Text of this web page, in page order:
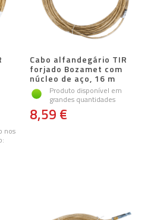
nos
Cabo alfandegário TIR
forjado Bozamet com
núcleo de aço, 16 m
Produto disponível em
grandes quantidades
8,59 €